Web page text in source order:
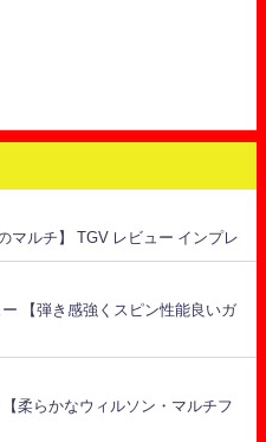
マルチ】 TGV レビュー インプレ
【弾き感強くスピン性能良いガ
柔らかなウィルソン・マルチフ